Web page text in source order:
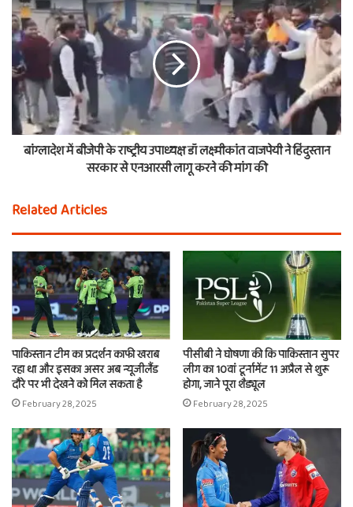
बांग्लादेश में बीजेपी के राष्ट्रीय उपाध्यक्ष डॉ लक्ष्मीकांत वाजपेयी ने हिंदुस्तान
सरकार से एनआरसी लागू करने की मांग की
Related Articles
पाकिस्तान टीम का प्रदर्शन काफी खराब
रहा था और इसका असर अब न्यूजीलैंड
दौरे पर भी देखने को मिल सकता है
February 28, 2025
पीसीबी ने घोषणा की कि पाकिस्तान सुपर
लीग का 10वां टूर्नामेंट 11 अप्रैल से शुरू
होगा, जाने पूरा शैड्यूल
February 28, 2025